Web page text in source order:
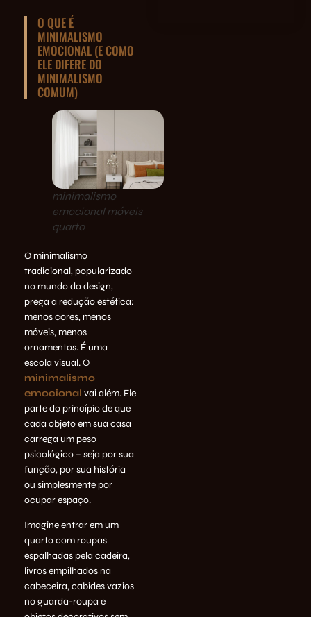
O QUE É
MINIMALISMO
EMOCIONAL (E COMO
ELE DIFERE DO
MINIMALISMO
COMUM)
minimalismo
emocional móveis
quarto
O minimalismo
tradicional, popularizado
no mundo do design,
prega a redução estética:
menos cores, menos
móveis, menos
ornamentos. É uma
escola visual. O
minimalismo
emocional vai além. Ele
parte do princípio de que
cada objeto em sua casa
carrega um peso
psicológico – seja por sua
função, por sua história
ou simplesmente por
ocupar espaço.
Imagine entrar em um
quarto com roupas
espalhadas pela cadeira,
livros empilhados na
cabeceira, cabides vazios
no guarda-roupa e